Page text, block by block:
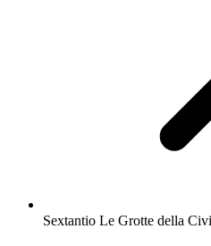
Sextantio Le Grotte della